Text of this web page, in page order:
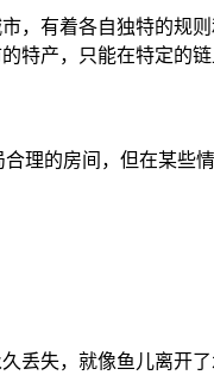
，有着各自独特的规
特产，只能在特定的
理的房间，但在某
丢失，就像鱼儿离开